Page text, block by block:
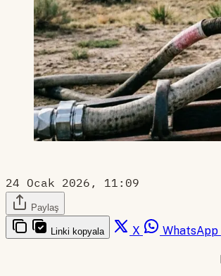
24 Ocak 2026, 11:09
Paylaş
Linki kopyala X WhatsApp